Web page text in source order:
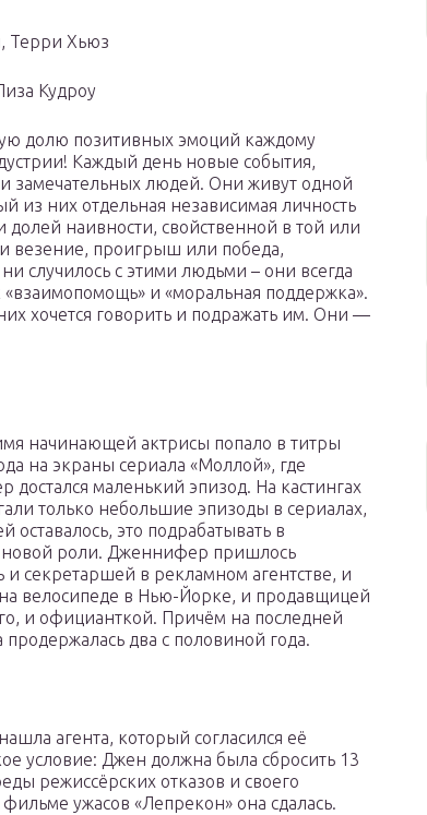
Терри Хьюз
Кудроу
долю позитивных эмоций каждому
Каждый день новые события,
замечательных людей. Они живут одной
из них отдельная независимая личность
наивности, свойственной в той или
везение, проигрыш или победа,
случилось с этими людьми – они всегда
и «моральная поддержка».
хочется говорить и подражать им. Они —
начинающей актрисы попало в титры
на экраны сериала «Моллой», где
достался маленький эпизод. На кастингах
только небольшие эпизоды в сериалах,
оставалось, это подрабатывать в
роли. Дженнифер пришлось
и секретаршей в рекламном агентстве, и
велосипеде в Нью-Йорке, и продавщицей
и официанткой. Причём на последней
продержалась два с половиной года.
агента, который согласился её
условие: Джен должна была сбросить 13
режиссёрских отказов и своего
ужасов «Лепрекон» она сдалась.